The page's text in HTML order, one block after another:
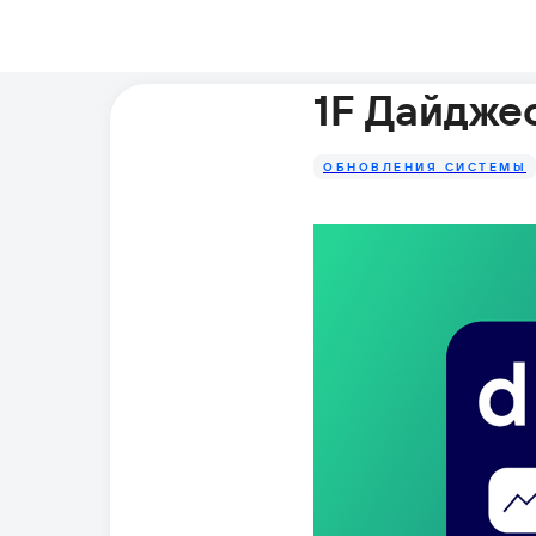
1F
ОБНОВЛЕНИЯ СИСТЕМЫ